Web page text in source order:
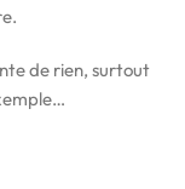
de rien, surtout